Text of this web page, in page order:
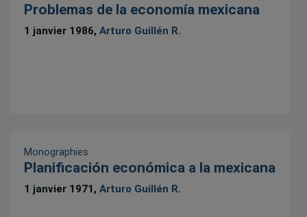
Problemas de la economía mexicana
1 janvier 1986,Arturo Guillén R.
Monographies
Planificación económica a la mexicana
1 janvier 1971,Arturo Guillén R.